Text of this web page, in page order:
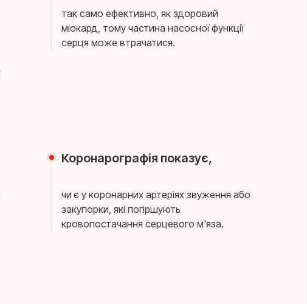
так само ефективно, як здоровий
міокард, тому частина насосної функції
серця може втрачатися.
Коронарографія показує,
чи є у коронарних артеріях звуження або
закупорки, які погіршують
кровопостачання серцевого м'яза.